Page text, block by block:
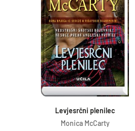
Levjesrčni plenilec
Monica McCarty
Dodaj v košarico